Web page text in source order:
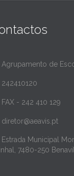
Agrupamento de
242410120
FAX - 242 410 129
diretor@aeavis.pt
Estrada Municipal
7480-250